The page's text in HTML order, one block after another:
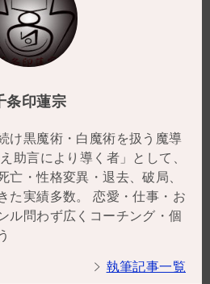
条印蓮宗
け黒魔術・白魔術を扱う魔導
助言により導く者」として、
亡・性格変異・退去、破局、
た実績多数。 恋愛・仕事・お
ル問わず広くコーチング・個
執筆記事一覧